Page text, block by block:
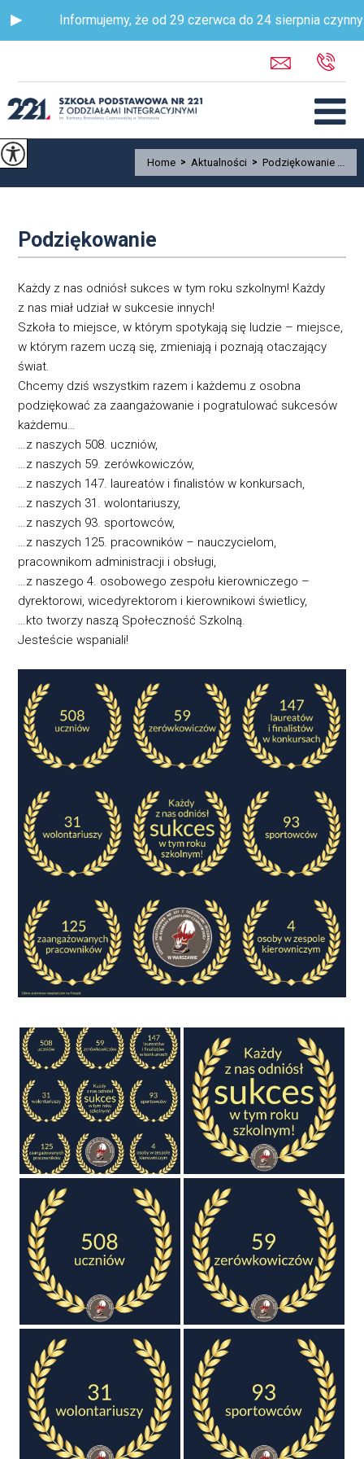
Informujemy, że od 29 czerwca do 24 sierpnia czynny
Home > Aktualności > Podziękowanie ...
Podziękowanie
Każdy z nas odniósł sukces w tym roku szkolnym! Każdy
z nas miał udział w sukcesie innych!
Szkoła to miejsce, w którym spotykają się ludzie – miejsce,
w którym razem uczą się, zmieniają i poznają otaczający
świat.
Chcemy dziś wszystkim razem i każdemu z osobna
podziękować za zaangażowanie i pogratulować sukcesów
każdemu…
…z naszych 508. uczniów,
…z naszych 59. zerówkowiczów,
…z naszych 147. laureatów i finalistów w konkursach,
…z naszych 31. wolontariuszy,
…z naszych 93. sportowców,
…z naszych 125. pracowników – nauczycielom,
pracownikom administracji i obsługi,
…z naszego 4. osobowego zespołu kierowniczego –
dyrektorowi, wicedyrektorom i kierownikowi świetlicy,
…kto tworzy naszą Społeczność Szkolną.
Jesteście wspaniali!